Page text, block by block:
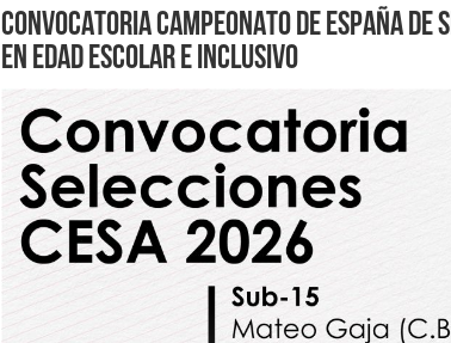
CONVOCATORIA CAMPEONATO DE ESPAÑA DE
EN EDAD ESCOLAR E INCLUSIVO